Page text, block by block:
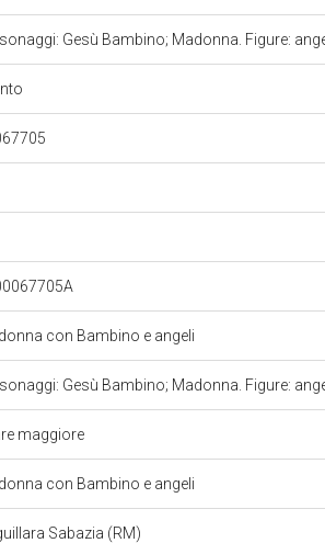
Gesù Bambino; Madonna. Figure:
con Bambino e angeli
Gesù Bambino; Madonna. Figure:
maggiore
con Bambino e angeli
Sabazia (RM)